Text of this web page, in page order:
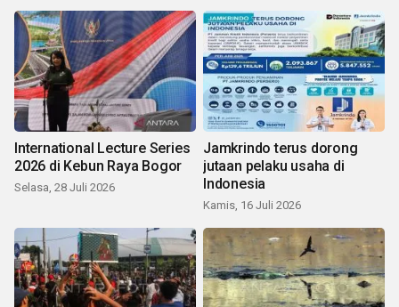
International Lecture Series
2026 di Kebun Raya Bogor
Selasa, 28 Juli 2026
Jamkrindo terus dorong
jutaan pelaku usaha di
Indonesia
Kamis, 16 Juli 2026